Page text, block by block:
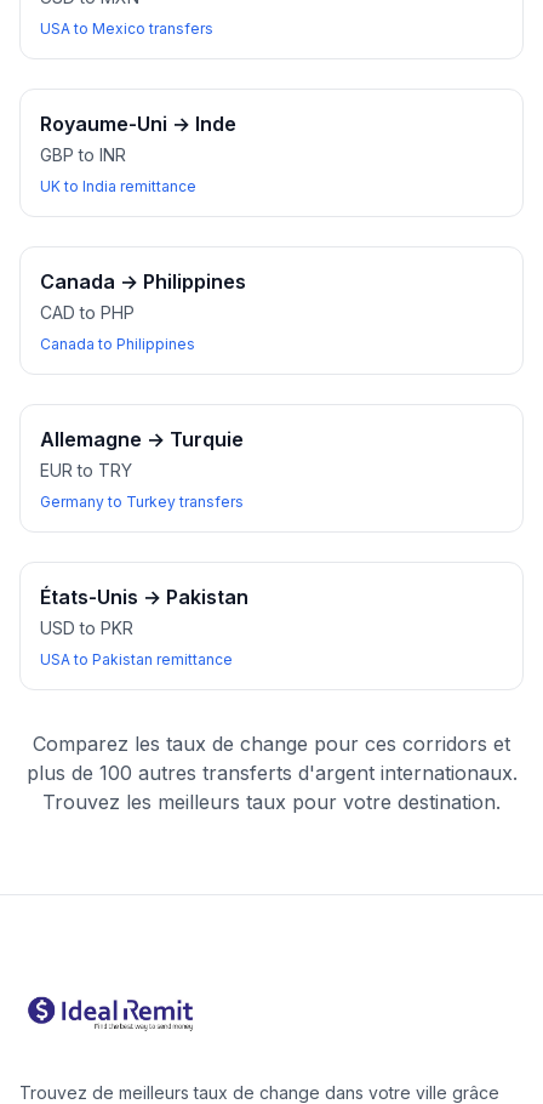
USA to Mexico transfers
Royaume-Uni → Inde
GBP to INR
UK to India remittance
Canada → Philippines
CAD to PHP
Canada to Philippines
Allemagne → Turquie
EUR to TRY
Germany to Turkey transfers
États-Unis → Pakistan
USD to PKR
USA to Pakistan remittance
Comparez les taux de change pour ces corridors et
plus de 100 autres transferts d'argent internationaux.
Trouvez les meilleurs taux pour votre destination.
Trouvez de meilleurs taux de change dans votre ville grâce